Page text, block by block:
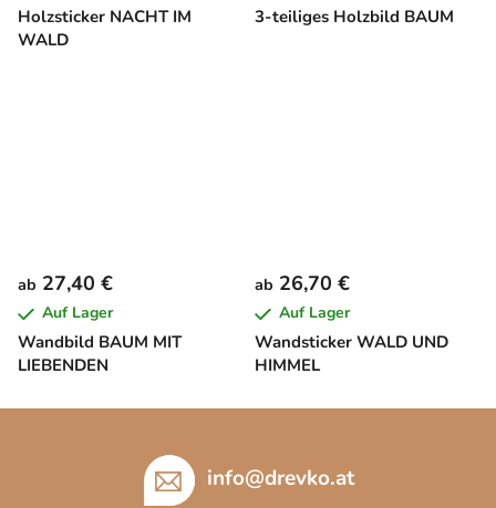
Holzsticker NACHT IM
WALD
3-teiliges Holzbild BAUM
Wandbild BAUM MIT
LIEBENDEN
ab 27,40 €
Auf Lager
Wandsticker WALD UND
HIMMEL
ab 26,70 €
Auf Lager
info@drevko.at